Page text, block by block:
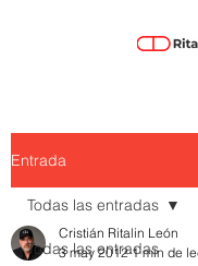
Entrada
Todas las entradas
Todas las entradas
Cristián Ritalin León
3 may 2012 1 min de